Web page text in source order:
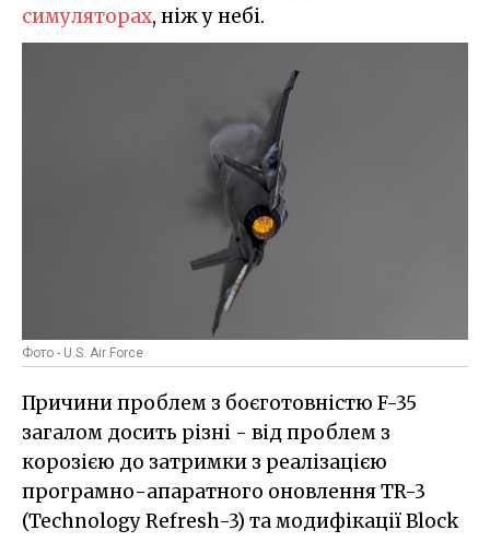
симуляторах, ніж у небі.
Фото - U.S. Air Force
Причини проблем з боєготовністю F-35
загалом досить різні - від проблем з
корозією до затримки з реалізацією
програмно-апаратного оновлення TR-3
(Technology Refresh-3) та модифікації Block